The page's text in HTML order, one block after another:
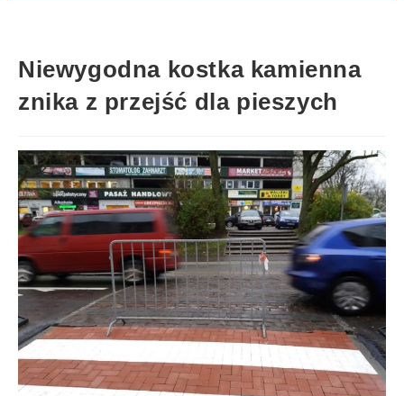
Niewygodna kostka kamienna
znika z przejść dla pieszych